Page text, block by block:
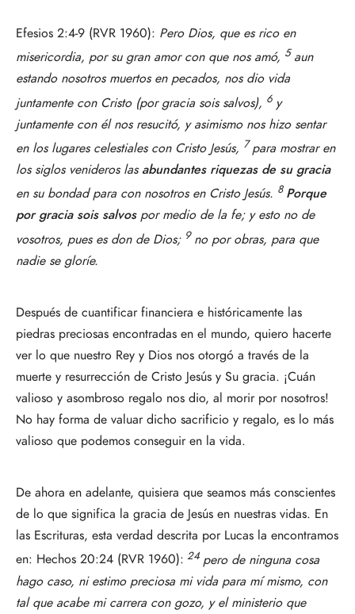
Efesios 2:4-9 (RVR 1960): Pero Dios, que es rico en
misericordia, por su gran amor con que nos amó, 5 aun
estando nosotros muertos en pecados, nos dio vida
juntamente con Cristo (por gracia sois salvos), 6 y
juntamente con él nos resucitó, y asimismo nos hizo sentar
en los lugares celestiales con Cristo Jesús, 7para mostrar en
los siglos venideros lasabundantes riquezas de su gracia
en su bondad para con nosotros en Cristo Jesús. 8 Porque
por gracia sois salvospor medio de la fe; y esto no de
vosotros, pues es don de Dios; 9 no por obras, para que
nadie se gloríe.
Después de cuantificar financiera e históricamente las
piedras preciosas encontradas en el mundo, quiero hacerte
ver lo que nuestro Rey y Dios nos otorgó a través de la
muerte y resurrección de Cristo Jesús y Su gracia. ¡Cuán
valioso y asombroso regalo nos dio, al morir por nosotros!
No hay forma de valuar dicho sacrificio y regalo, es lo más
valioso que podemos conseguir en la vida.
De ahora en adelante, quisiera que seamos más conscientes
de lo que significa la gracia de Jesús en nuestras vidas. En
las Escrituras, esta verdad descrita por Lucas la encontramos
en: Hechos 20:24 (RVR 1960): 24 pero de ninguna cosa
hago caso, ni estimo preciosa mi vida para mí mismo, con
tal que acabe mi carrera con gozo, y el ministerio que